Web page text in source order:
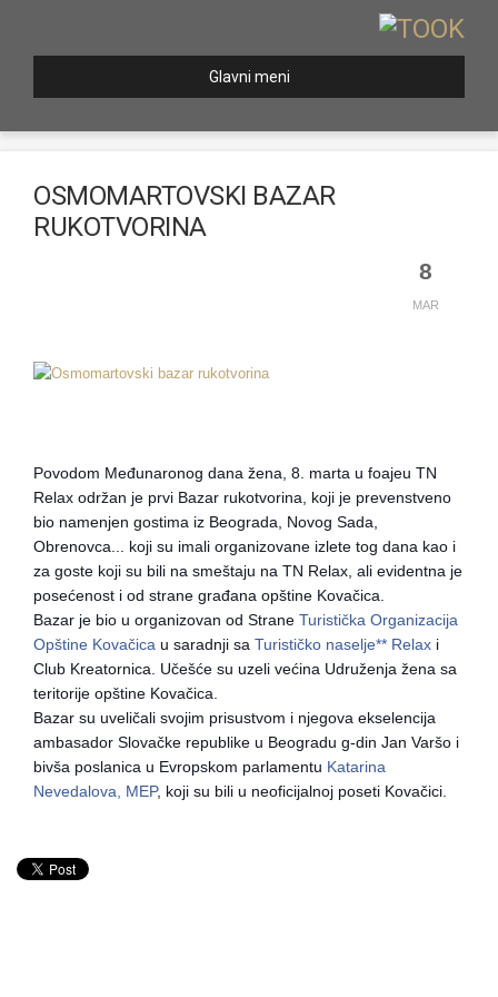
Glavni meni
OSMOMARTOVSKI BAZAR
RUKOTVORINA
8
MAR
Povodom Međunaronog dana žena, 8. marta u foajeu TN
Relax održan je prvi Bazar rukotvorina, koji je prevenstveno
bio namenjen gostima iz Beograda, Novog Sada,
Obrenovca... koji su imali organizovane izlete tog dana kao i
za goste koji su bili na smeštaju na TN Relax, ali evidentna je
posećenost i od strane građana opštine Kovačica.
Bazar je bio u organizovan od Strane Turistička Organizacija
Opštine Kovačica u saradnji sa Turističko naselje** Relax i
Club Kreatornica. Učešće su uzeli većina Udruženja žena sa
teritorije opštine Kovačica.
Bazar su uveličali svojim prisustvom i njegova ekselencija
ambasador Slovačke republike u Beogradu g-din Jan Varšo i
bivša poslanica u Evropskom parlamentu Katarina
Nevedalova, MEP, koji su bili u neoficijalnoj poseti Kovačici.